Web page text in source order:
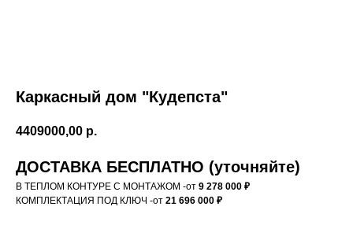
Каркасный дом "Кудепста"
4409000,00 р.
ДОСТАВКА БЕСПЛАТНО (уточняйте)
В ТЕПЛОМ КОНТУРЕ С МОНТАЖОМ -от 9 278 000 ₽
КОМПЛЕКТАЦИЯ ПОД КЛЮЧ -от 21 696 000 ₽